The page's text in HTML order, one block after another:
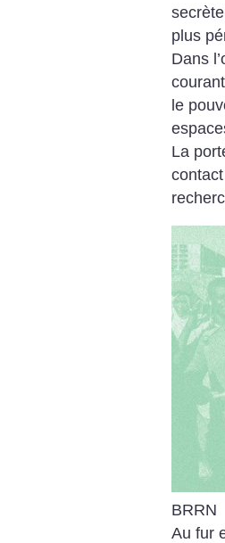
plus
Dans
le
La
BRRN
Au fur